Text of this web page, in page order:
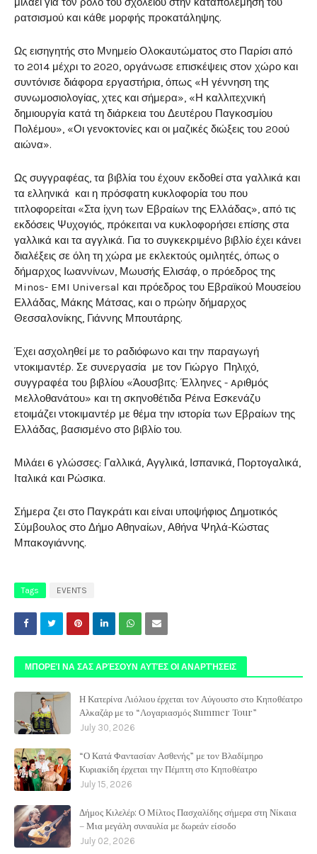
ρατσισμού και κάθε μορφής προκατάληψης.
Ως εισηγητής στο Μνημείο Ολοκαυτώματος στο Παρίσι από
το 2014 μέχρι το 2020, οργάνωσε επισκέψεις στον χώρο και
συντόνισε διάφορα εργαστήρια, όπως «Η γέννηση της
συνωμοσιολογίας, χτες και σήμερα», «Η καλλιτεχνική
δημιουργία κατά τη διάρκεια του Δευτέρου Παγκοσμίου
Πολέμου», «Οι γενοκτονίες και οι μαζικές διώξεις του 20ού
αιώνα».
Ως συγγραφέας, τα βιβλία του έχουν εκδοθεί στα γαλλικά και
τα ελληνικά και η πρόσφατη κυκλοφορία του που
τιτλοφορείται «Στα ίχνη των Εβραίων της Ελλάδας», από τις
εκδόσεις Ψυχογιός, πρόκειται να κυκλοφορήσει επίσης στα
γαλλικά και τα αγγλικά. Για το συγκεκριμένο βιβλίο έχει κάνει
διαλέξεις σε όλη τη χώρα με εκλεκτούς ομιλητές, όπως ο
δήμαρχος Ιωαννίνων, Μωυσής Ελισάφ, ο πρόεδρος της
Minos- EMI Universal και πρόεδρος του Εβραϊκού Μουσείου
Ελλάδας, Μάκης Μάτσας, και ο πρώην δήμαρχος
Θεσσαλονίκης, Γιάννης Μπουτάρης.
Έχει ασχοληθεί με το ραδιόφωνο και την παραγωγή
ντοκιμαντέρ. Σε συνεργασία με τον Γιώργο Πηλιχό,
συγγραφέα του βιβλίου «Άουσβιτς: Έλληνες - Aριθμός
Mελλοθανάτου» και τη σκηνοθέτιδα Ρέινα Εσκενάζυ
ετοιμάζει ντοκιμαντέρ με θέμα την ιστορία των Εβραίων της
Ελλάδας, βασισμένο στο βιβλίο του.
Μιλάει 6 γλώσσες: Γαλλικά, Αγγλικά, Ισπανικά, Πορτογαλικά,
Ιταλικά και Ρώσικα.
Σήμερα ζει στο Παγκράτι και είναι υποψήφιος Δημοτικός
Σύμβουλος στο Δήμο Αθηναίων, Αθήνα Ψηλά-Κώστας
Μπακογιάννης.
Tags EVENTS
ΜΠΟΡΕΊ ΝΑ ΣΑΣ ΑΡΈΣΟΥΝ ΑΥΤΈΣ ΟΙ ΑΝΑΡΤΉΣΕΙΣ
Η Κατερίνα Λιόλιου έρχεται τον Αύγουστο στο Κηποθέατρο
Αλκαζάρ με το “Λογαριασμός Summer Tour”
July 30, 2026
“Ο Κατά Φαντασίαν Ασθενής” με τον Βλαδίμηρο
Κυριακίδη έρχεται την Πέμπτη στο Κηποθέατρο
July 15, 2026
Δήμος Κιλελέρ: Ο Μίλτος Πασχαλίδης σήμερα στη Νίκαια
– Μια μεγάλη συναυλία με δωρεάν είσοδο
July 02, 2026